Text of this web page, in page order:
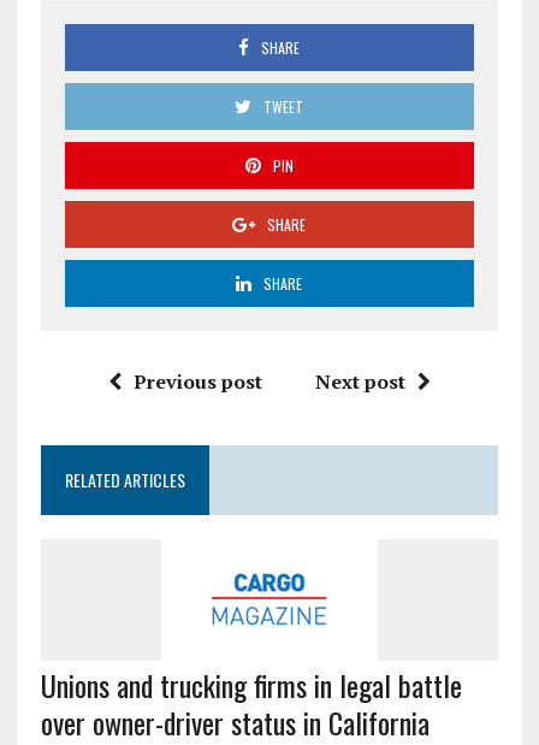
SHARE
TWEET
PIN
SHARE
SHARE
Previous post Next post
RELATED ARTICLES
Unions and trucking firms in legal battle
over owner-driver status in California